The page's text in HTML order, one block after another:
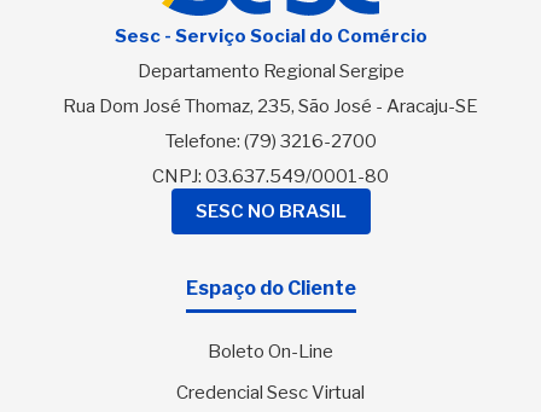
Sesc - Serviço Social do Comércio
Departamento Regional Sergipe
Rua Dom José Thomaz, 235, São José - Aracaju-SE
Telefone: (79) 3216-2700
CNPJ: 03.637.549/0001-80
SESC NO BRASIL
Espaço do Cliente
Boleto On-Line
Credencial Sesc Virtual